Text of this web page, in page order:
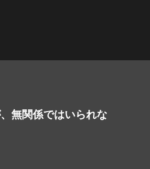
無関係ではいられな